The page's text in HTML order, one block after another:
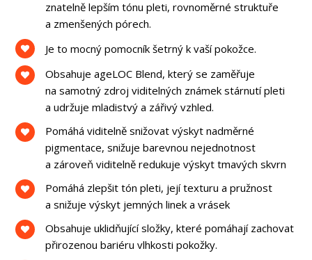
znatelně lepším tónu pleti, rovnoměrné struktuře
a zmenšených pórech.
Je to mocný pomocník šetrný k vaší pokožce.
Obsahuje ageLOC Blend, který se zaměřuje
na samotný zdroj viditelných známek stárnutí pleti
a udržuje mladistvý a zářivý vzhled.
Pomáhá viditelně snižovat výskyt nadměrné
pigmentace, snižuje barevnou nejednotnost
a zároveň viditelně redukuje výskyt tmavých skvrn
Pomáhá zlepšit tón pleti, její texturu a pružnost
a snižuje výskyt jemných linek a vrásek
Obsahuje uklidňující složky, které pomáhají zachovat
přirozenou bariéru vlhkosti pokožky.